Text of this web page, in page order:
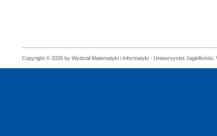
Copyright © 2026 by Wydział Matematyki i Informatyki - Uniwersystet